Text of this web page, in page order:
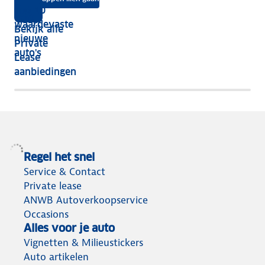
Bekijk alle
Private
Lease
aanbiedingen
écht
vijf
jaar
nog
het
meeste
Top 10
waardevaste
nieuwe
auto's
Regel het snel
Service & Contact
Private lease
ANWB Autoverkoopservice
Occasions
Alles voor je auto
Vignetten & Milieustickers
Auto artikelen